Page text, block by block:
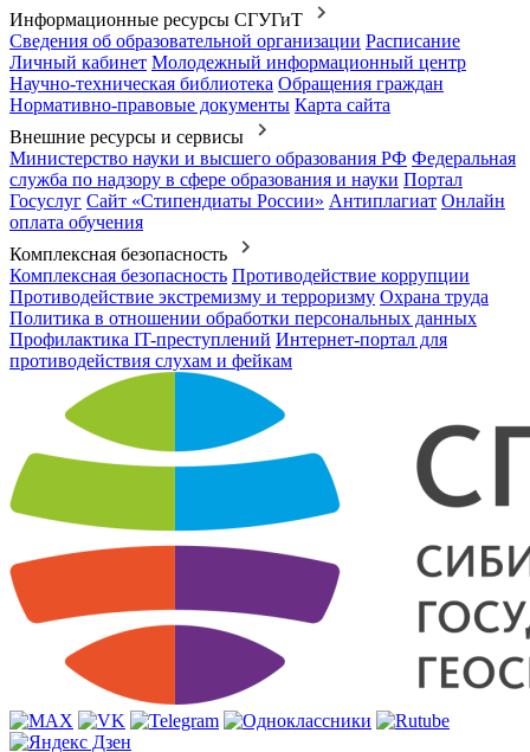
Информационные ресурсы СГУГиТ
Сведения об образовательной организации Расписание
Личный кабинет Молодежный информационный центр
Научно-техническая библиотека Обращения граждан
Нормативно-правовые документы Карта сайта
Внешние ресурсы и сервисы
Министерство науки и высшего образования РФ Федеральная
служба по надзору в сфере образования и науки Портал
Госуслуг Сайт «Стипендиаты России» Антиплагиат Онлайн
оплата обучения
Комплексная безопасность
Комплексная безопасность Противодействие коррупции
Противодействие экстремизму и терроризму Охрана труда
Политика в отношении обработки персональных данных
Профилактика IT-преступлений Интернет-портал для
противодействия слухам и фейкам